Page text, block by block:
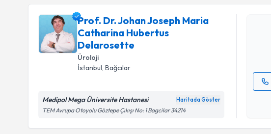
Prof. Dr. Johan Joseph Maria
Catharina Hubertus
Delarosette
Üroloji
İstanbul, Bağcılar
Medipol Mega Üniversite Hastanesi Haritada Göster
TEM Avrupa Otoyolu Göztepe Çıkışı No: 1 Bagcilar 34214
Prof. Dr.